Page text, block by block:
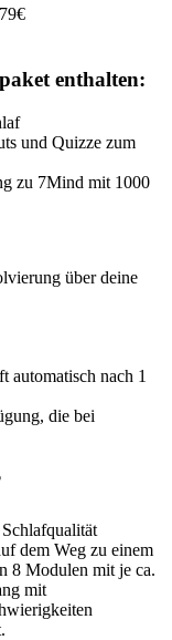
enthalten:
und Quizze zum
zu 7Mind mit 1000
über deine
automatisch nach 1
die bei
dem Weg zu einem
8 Modulen mit je ca.
mit